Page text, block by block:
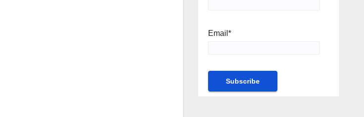
Email*